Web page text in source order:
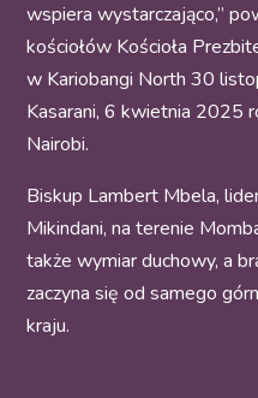
wspiera wystarczająco,”
kościołów Kościoła
w Kariobangi North 30
Kasarani, 6 kwietnia 2025
Nairobi.
Biskup Lambert Mbela,
Mikindani, na terenie
także wymiar duchowy, a
zaczyna się od samego
kraju.